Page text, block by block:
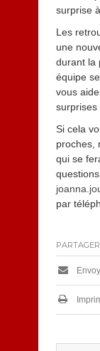
surprise
Les
une
durant la
équipe
vous
surprises
Si cela
proches,
qui se
par
PARTAGER